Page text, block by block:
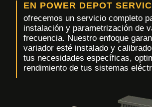
EN POWER DEPOT
ofrecemos un servicio completo
instalación y parametrización de
frecuencia. Nuestro enfoque
variador esté instalado y
tus necesidades específicas,
rendimiento de tus sistemas